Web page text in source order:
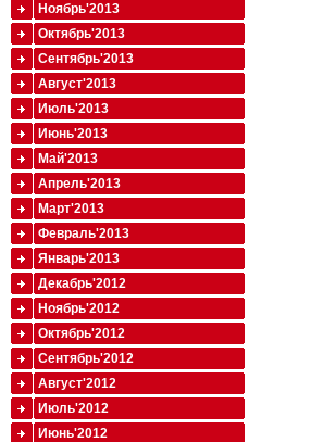
Ноябрь'2013
Октябрь'2013
Сентябрь'2013
Август'2013
Июль'2013
Июнь'2013
Май'2013
Апрель'2013
Март'2013
Февраль'2013
Январь'2013
Декабрь'2012
Ноябрь'2012
Октябрь'2012
Сентябрь'2012
Август'2012
Июль'2012
Июнь'2012